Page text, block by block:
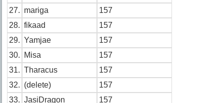
27. mariga
157
28. fikaad
157
29. Yamjae
157
30.
Misa
157
31. Tharacus
157
32. (delete)
157
33. JasiDragon
157